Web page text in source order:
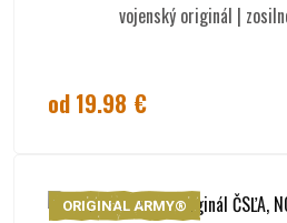
vojenský originál |
od 19.98 €
ORIGINAL ARMY®